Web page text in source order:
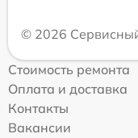
© 2026
Стоимость ремонта
Оплата и доставка
Контакты
Вакансии